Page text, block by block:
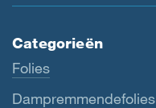
Categorieën
Folies
Dampremmendefolies